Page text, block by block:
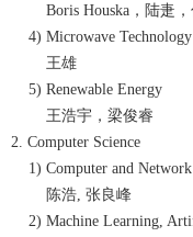
Boris Houska，陆疌，
4) Microwave Technology
王雄
5) Renewable Energy
王浩宇，梁俊睿
2. Computer Science
1) Computer and
陈浩, 张良峰
2) Machine Learning,